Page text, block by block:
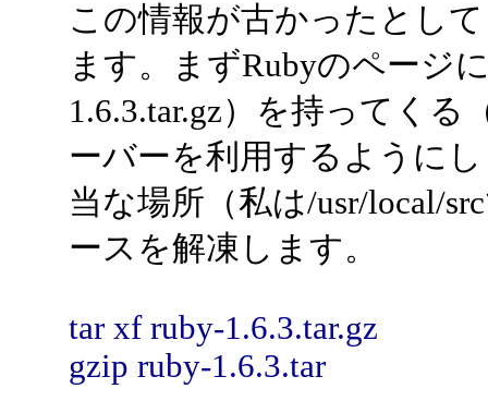
この情報が古かったとし
ます。まずRubyのページ
1.6.3.tar.gz）を持ってく
ーバーを利用するように
当な場所（私は/usr/local/
ースを解凍します。
tar xf ruby-1.6.3.tar.gz
gzip ruby-1.6.3.tar